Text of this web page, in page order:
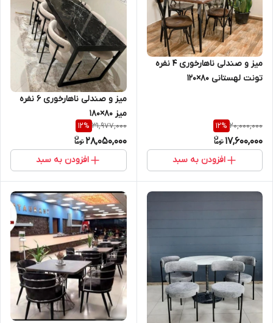
میز و صندلی ناهارخوری ۴ نفره
تونت لهستانی ۸۰×۱۲۰
20,000,000
12%
17,600,000
افزودن به سبد
میز و صندلی ناهارخوری ۶ نفره
میز ۸۰×۱۸۰
31,977,000
12%
28,050,000
افزودن به سبد